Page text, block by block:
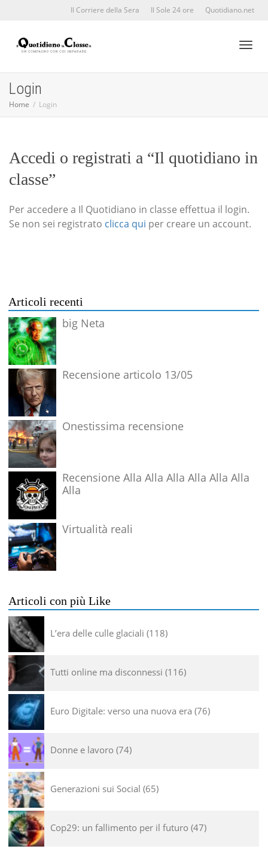
Il Corriere della Sera Il Sole 24 ore Quotidiano.net
Login
Home Login
Accedi o registrati a “Il quotidiano in
classe”
Per accedere a Il Quotidiano in classe effettua il login.
Se non sei registrato clicca qui per creare un account.
Articoli recenti
big Neta
Recensione articolo 13/05
Onestissima recensione
Recensione Alla Alla Alla Alla Alla Alla
Alla
Virtualità reali
Articoli con più Like
L’era delle culle glaciali 118
Tutti online ma disconnessi 116
Euro Digitale: verso una nuova era 76
Donne e lavoro 74
Generazioni sui Social 65
Cop29: un fallimento per il futuro 47